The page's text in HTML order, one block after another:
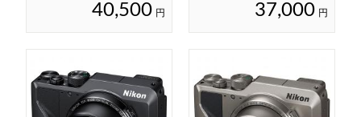
40,500 円 37,000 円